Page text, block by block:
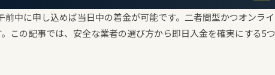
中に申し込めば当日中の着金が可能です。二者間型かつオンライ
この記事では、安全な業者の選び方から即日入金を確実にする5つ